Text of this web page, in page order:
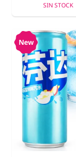
SIN STOCK
New